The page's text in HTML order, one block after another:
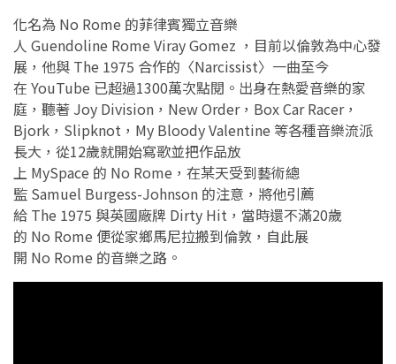
化名為 No Rome 的菲律賓獨立音樂
人 Guendoline Rome Viray Gomez ，目前以倫敦為中心發
展，他與 The 1975 合作的〈Narcissist〉一曲至今
在 YouTube 已超過1300萬次點閱。出身在熱愛音樂的家
庭，聽著 Joy Division，New Order，Box Car Racer，
Bjork，Slipknot，My Bloody Valentine 等各種音樂流派
長大，從12歲就開始寫歌並把作品放
上 MySpace 的 No Rome，在某天受到藝術總
監 Samuel Burgess-Johnson 的注意，將他引薦
給 The 1975 與英國廠牌 Dirty Hit，當時還不滿20歲
的 No Rome 便從家鄉馬尼拉搬到倫敦，自此展
開 No Rome 的音樂之路。